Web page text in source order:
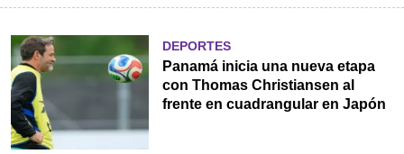
DEPORTES
Panamá inicia una nueva etapa
con Thomas Christiansen al
frente en cuadrangular en Japón